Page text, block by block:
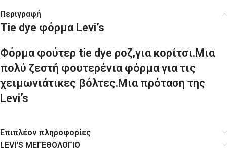
Περιγραφή
Tie dye φόρμα Levi’s
Φόρμα φούτερ tie dye ροζ,για κορίτσι.Μια
πολύ ζεστή φουτερένια φόρμα για τις
χειμωνιάτικες βόλτες.Μια πρόταση της
Levi’s
Επιπλέον πληροφορίες
LEVI'S ΜΕΓΕΘΟΛΟΓΙΟ